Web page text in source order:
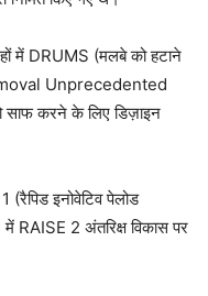
में DRUMS (मलबे को हटाने
Unprecedented
करने के लिए डिज़ाइन
इनोवेटिव पेलोड
RAISE 2 अंतरिक्ष विकास पर